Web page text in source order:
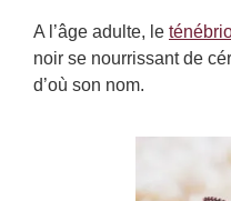
A l’âge adulte, le
noir se nourrissant de
d’où son nom.